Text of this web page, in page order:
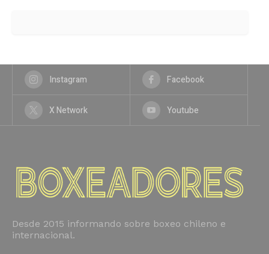
Instagram Facebook
X Network Youtube
Desde 2015 informando sobre boxeo chileno e
internacional.